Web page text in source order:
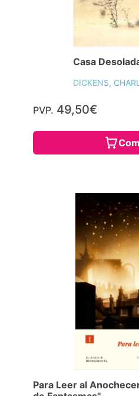
Casa
DICKENS,
PVP. 49,50€
Para Leer al